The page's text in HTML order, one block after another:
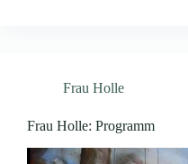
Frau Holle
Frau Holle: Programm